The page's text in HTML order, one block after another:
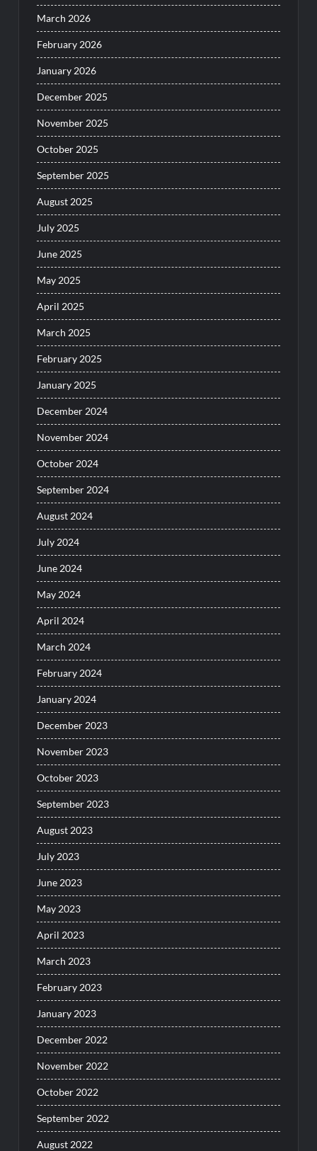
March 2026
February 2026
January 2026
December 2025
November 2025
October 2025
September 2025
August 2025
July 2025
June 2025
May 2025
April 2025
March 2025
February 2025
January 2025
December 2024
November 2024
October 2024
September 2024
August 2024
July 2024
June 2024
May 2024
April 2024
March 2024
February 2024
January 2024
December 2023
November 2023
October 2023
September 2023
August 2023
July 2023
June 2023
May 2023
April 2023
March 2023
February 2023
January 2023
December 2022
November 2022
October 2022
September 2022
August 2022